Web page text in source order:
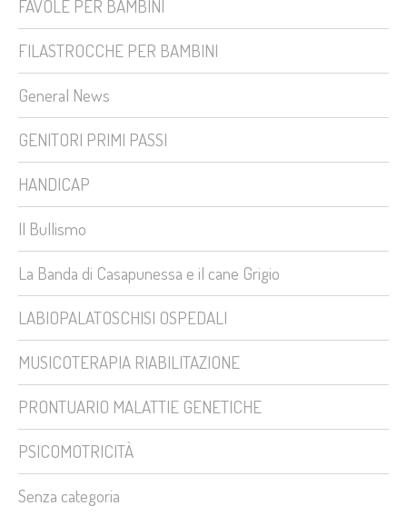
FAVOLE PER BAMBINI
FILASTROCCHE PER BAMBINI
General News
GENITORI PRIMI PASSI
HANDICAP
Il Bullismo
La Banda di Casapunessa e il cane Grigio
LABIOPALATOSCHISI OSPEDALI
MUSICOTERAPIA RIABILITAZIONE
PRONTUARIO MALATTIE GENETICHE
PSICOMOTRICITÀ
Senza categoria